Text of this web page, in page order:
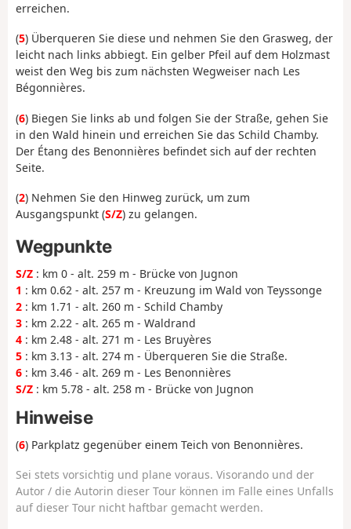
erreichen.
(5) Überqueren Sie diese und nehmen Sie den Grasweg, der
leicht nach links abbiegt. Ein gelber Pfeil auf dem Holzmast
weist den Weg bis zum nächsten Wegweiser nach Les
Bégonnières.
(6) Biegen Sie links ab und folgen Sie der Straße, gehen Sie
in den Wald hinein und erreichen Sie das Schild Chamby.
Der Étang des Benonnières befindet sich auf der rechten
Seite.
(2) Nehmen Sie den Hinweg zurück, um zum
Ausgangspunkt (S/Z) zu gelangen.
Wegpunkte
S/Z : km 0 - alt. 259 m - Brücke von Jugnon
1 : km 0.62 - alt. 257 m - Kreuzung im Wald von Teyssonge
2 : km 1.71 - alt. 260 m - Schild Chamby
3 : km 2.22 - alt. 265 m - Waldrand
4 : km 2.48 - alt. 271 m - Les Bruyères
5 : km 3.13 - alt. 274 m - Überqueren Sie die Straße.
6 : km 3.46 - alt. 269 m - Les Benonnières
S/Z : km 5.78 - alt. 258 m - Brücke von Jugnon
Hinweise
(6) Parkplatz gegenüber einem Teich von Benonnières.
Sei stets vorsichtig und plane voraus. Visorando und der
Autor / die Autorin dieser Tour können im Falle eines Unfalls
auf dieser Tour nicht haftbar gemacht werden.